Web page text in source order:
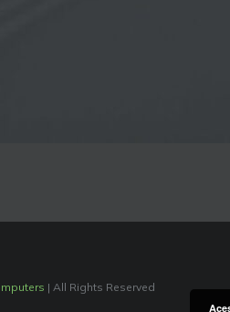
| All Rights Reserved